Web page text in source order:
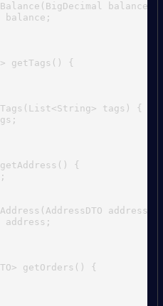
balance)
balance;
getTags() {
tags) {
{
address)
address;
getOrders() {